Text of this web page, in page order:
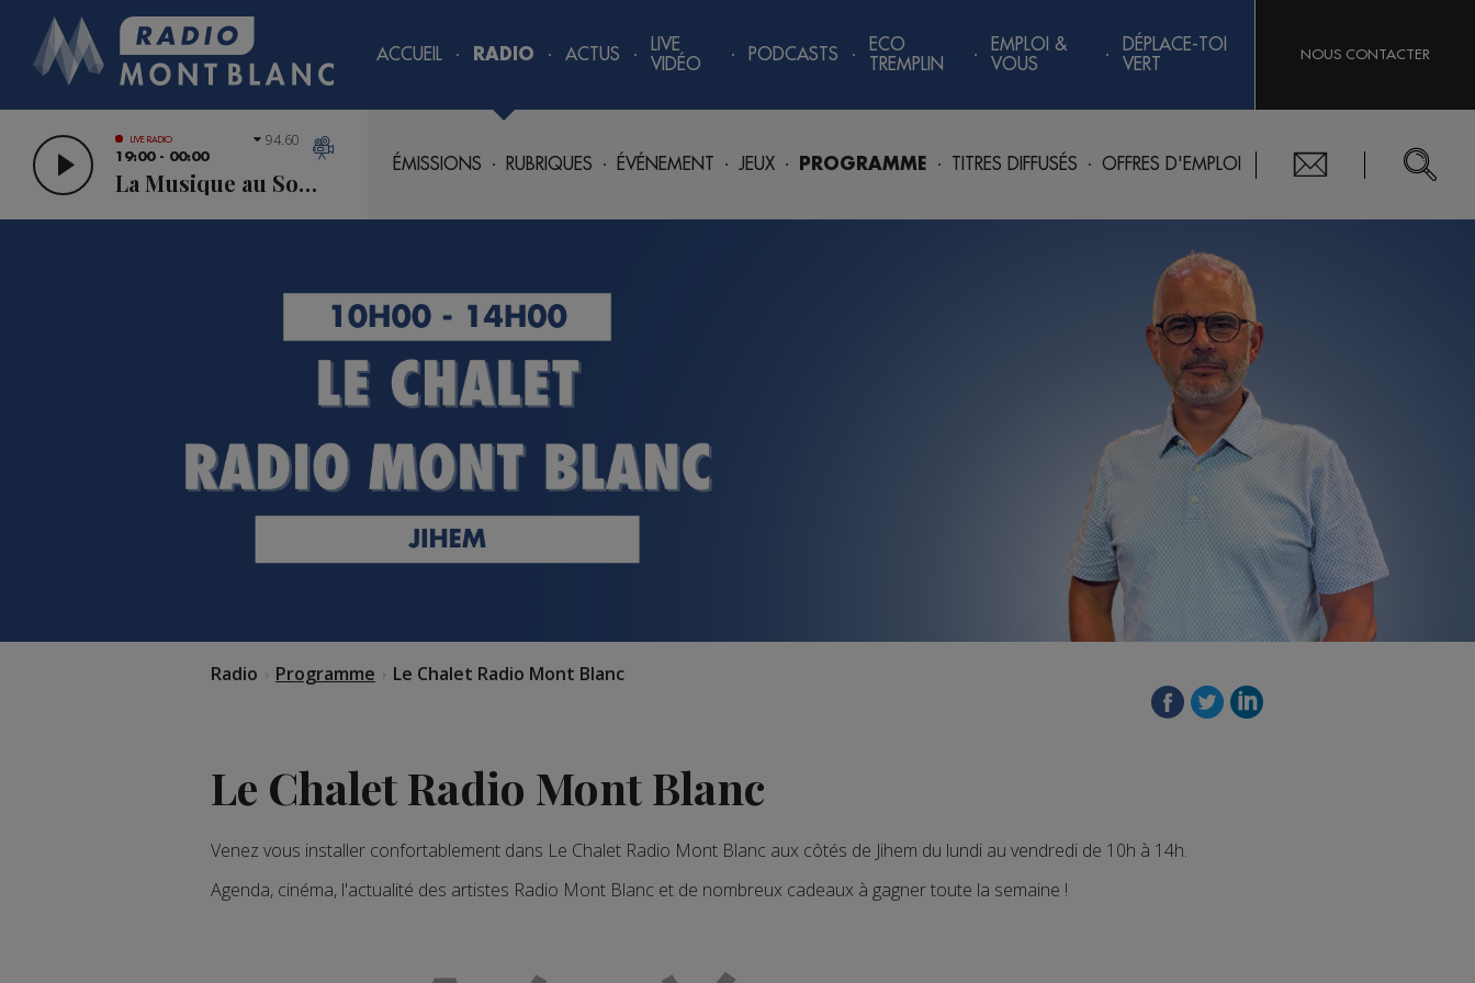
ACCUEIL RADIO
ÉMISSIONS RUBRIQUES ÉVÉNEMENT JEUX PROGRAMME TITRES DIFFUSÉS OFFRES D'EMPLOI
ACTUS
LIVE
VIDÉO
PODCASTS
ECO
TREMPLIN
EMPLOI &
VOUS
DÉPLACE-TOI
VERT
NOUS CONTACTER
LIVE RADIO
19:00 - 00:00
La Musique au Sommet
94.60
Radio Programme Le Chalet Radio Mont Blanc
Le Chalet Radio Mont Blanc
Venez vous installer confortablement dans Le Chalet Radio Mont Blanc aux côtés de Jihem du lundi au vendredi de 10h à 14h.
Agenda, cinéma, l'actualité des artistes Radio Mont Blanc et de nombreux cadeaux à gagner toute la semaine !